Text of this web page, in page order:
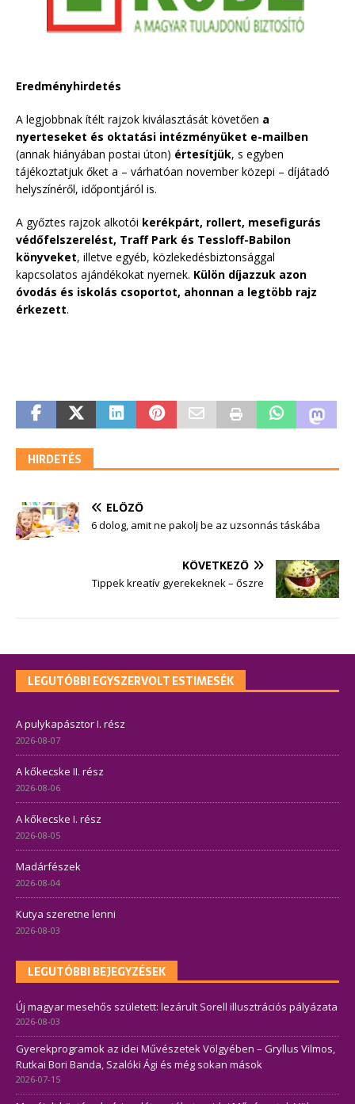
Eredményhirdetés
A legjobbnak ítélt rajzok kiválasztását követően a
nyerteseket és oktatási intézményüket e-mailben
(annak hiányában postai úton) értesítjük, s egyben
tájékoztatjuk őket a – várhatóan november közepi – díjátadó
helyszínéről, időpontjáról is.
A győztes rajzok alkotói kerékpárt, rollert, mesefigurás
védőfelszerelést, Traff Park és Tessloff-Babilon
könyveket, illetve egyéb, közlekedésbiztonsággal
kapcsolatos ajándékokat nyernek. Külön díjazzuk azon
óvodás és iskolás csoportot, ahonnan a legtöbb rajz
érkezett.
HIRDETÉS
ELŐZŐ
6 dolog, amit ne pakolj be az uzsonnás táskába
KÖVETKEZŐ
Tippek kreatív gyerekeknek – őszre
LEGUTÓBBI EGYSZERVOLT ESTIMESÉK
A pulykapásztor I. rész
2026-08-07
A kőkecske II. rész
2026-08-06
A kőkecske I. rész
2026-08-05
Madárfészek
2026-08-04
Kutya szeretne lenni
2026-08-03
LEGUTÓBBI BEJEGYZÉSEK
Új magyar mesehős született: lezárult Sorell illusztrációs pályázata
2026-08-03
Gyerekprogramok az idei Művészetek Völgyében – Gryllus Vilmos,
Rutkai Bori Banda, Szalóki Ági és még sokan mások
2026-07-15